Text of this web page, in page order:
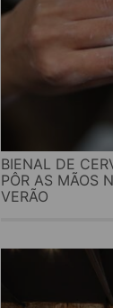
BIENAL DE
PÔR AS MÃOS
VERÃO